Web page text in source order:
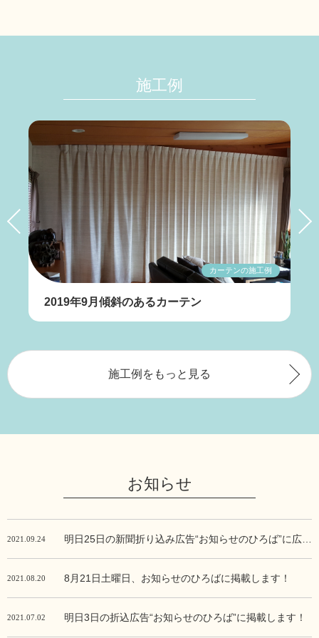
施工例
カーテンの施工例
2019年9月傾斜のあるカーテン
詳しく見る
施工例をもっと見る
お知らせ
2021.09.24
明日25日の新聞折り込み広告“お知らせのひろば”に広告
2021.08.20 8月21日土曜日、お知らせのひろばに掲載します！
2021.07.02 明日3日の折込広告“お知らせのひろば”に掲載します！